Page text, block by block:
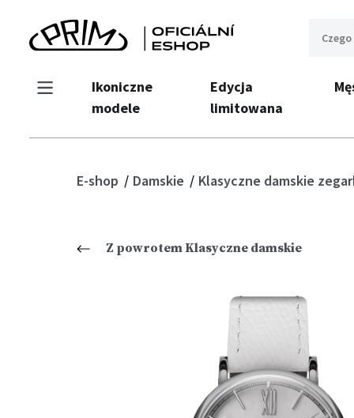
Ikoniczne
modele
Edycja
limitowana
E-shop Damskie Klasyczne damskie
Z powrotem Klasyczne damskie